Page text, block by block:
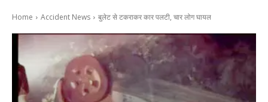
Home Accident News बुलेट से टकराकर कार पलटी, चार लोग घायल